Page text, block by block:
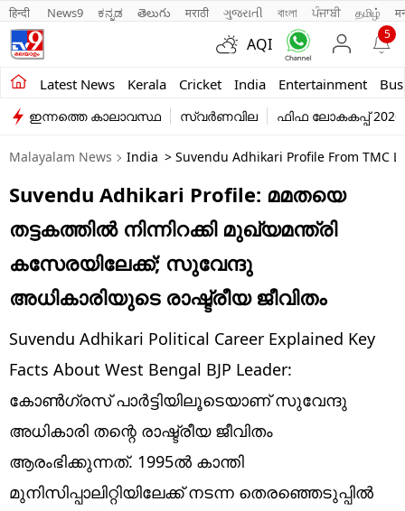
हिन्दी News9 ಕನ್ನಡ తెలుగు मराठी ગુજરાતી বাংলা ਪੰਜਾਬੀ தமிழ்
AQI
5
Latest News Kerala Cricket India Entertainment
Kerala
India
Entertainment
Business
Education
Sports
Lifestyle
world
Technology
Religion
Web Story
ഇന്നത്തെ കാലാവസ്ഥ സ്വർണവില ഫിഫ ലോകകപ്പ് 2026
Malayalam News India > Suvendu Adhikari Profile From TMC
Suvendu Adhikari Profile: മമതയെ
തട്ടകത്തില്‍ നിന്നിറക്കി മുഖ്യമന്ത്രി
കസേരയിലേക്ക്; സുവേന്ദു
അധികാരിയുടെ രാഷ്ട്രീയ ജീവിതം
Suvendu Adhikari Political Career Explained Key
Facts About West Bengal BJP Leader:
കോണ്‍ഗ്രസ് പാര്‍ട്ടിയിലൂടെയാണ് സുവേന്ദു
അധികാരി തന്റെ രാഷ്ട്രീയ ജീവിതം
ആരംഭിക്കുന്നത്. 1995ല്‍ കാന്തി
മുനിസിപ്പാലിറ്റിയിലേക്ക് നടന്ന തെരഞ്ഞെടുപ്പില്‍